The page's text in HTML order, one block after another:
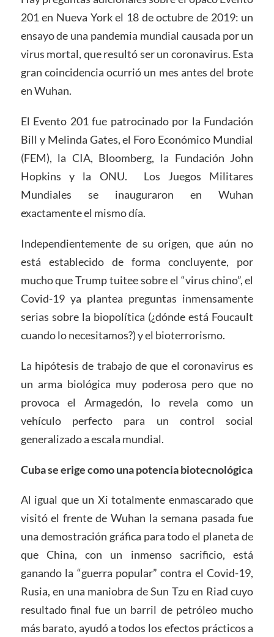
201 en Nueva York el 18 de octubre de 2019: un
ensayo de una pandemia mundial causada por un
virus mortal, que resultó ser un coronavirus. Esta
gran coincidencia ocurrió un mes antes del brote
en Wuhan.
El Evento 201 fue patrocinado por la Fundación
Bill y Melinda Gates, el Foro Económico Mundial
(FEM), la CIA, Bloomberg, la Fundación John
Hopkins y la ONU. Los Juegos Militares
Mundiales se inauguraron en Wuhan
exactamente el mismo día.
Independientemente de su origen, que aún no
está establecido de forma concluyente, por
mucho que Trump tuitee sobre el “virus chino”, el
Covid-19 ya plantea preguntas inmensamente
serias sobre la biopolítica (¿dónde está Foucault
cuando lo necesitamos?) y el bioterrorismo.
La hipótesis de trabajo de que el coronavirus es
un arma biológica muy poderosa pero que no
provoca el Armagedón, lo revela como un
vehículo perfecto para un control social
generalizado a escala mundial.
Cuba se erige como una potencia biotecnológica
Al igual que un Xi totalmente enmascarado que
visitó el frente de Wuhan la semana pasada fue
una demostración gráfica para todo el planeta de
que China, con un inmenso sacrificio, está
ganando la “guerra popular” contra el Covid-19,
Rusia, en una maniobra de Sun Tzu en Riad cuyo
resultado final fue un barril de petróleo mucho
más barato, ayudó a todos los efectos prácticos a